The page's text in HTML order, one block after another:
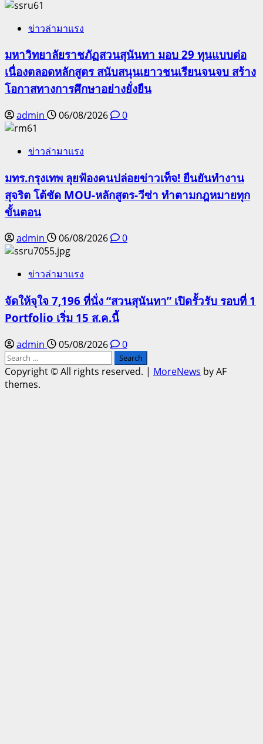
ข่าวล่ามาแรง
มหาวิทยาลัยราชภัฏสวนสุนันทา มอบ 29 ทุนแบบต่อ
เนื่องตลอดหลักสูตร สนับสนุนเยาวชนเรียนจนจบ สร้าง
โอกาสทางการศึกษาอย่างยั่งยืน
admin 06/08/2026 0
ข่าวล่ามาแรง
มทร.กรุงเทพ ลุยฟ้องคนปล่อยข่าวเท็จ! ยืนยันทำงาน
สุจริต โต้ชัด MOU-หลักสูตร-วีซ่า ทำตามกฎหมายทุก
ขั้นตอน
admin 06/08/2026 0
ข่าวล่ามาแรง
จัดให้จุใจ 7,196 ที่นั่ง “สวนสุนันทา” เปิดรั้วรับ รอบที่ 1
Portfolio เริ่ม 15 ส.ค.นี้
admin 05/08/2026
0
Search
for:
Copyright © All rights reserved. | MoreNews by AF
themes.